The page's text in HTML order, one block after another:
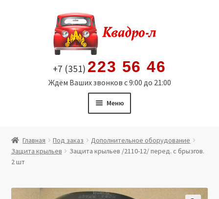
содержимому
+7 (351) 223 56 46
Ждём Ваших звонков с 9:00 до 21:00
Меню
Витрина
Главная Под заказ
Дополнительное оборудование
Защита крыльев
Защита крыльев /2110-12/ перед. с брызгов.
2 шт